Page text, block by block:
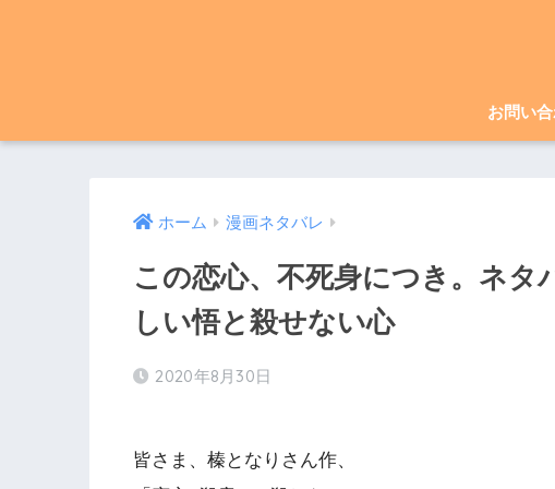
お問い
ホーム 漫画ネタバレ
この恋心、不死身につき。ネタ
しい悟と殺せない心
2020年8月30日
皆さま、榛となりさん作、